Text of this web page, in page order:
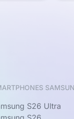
S26 Ultra